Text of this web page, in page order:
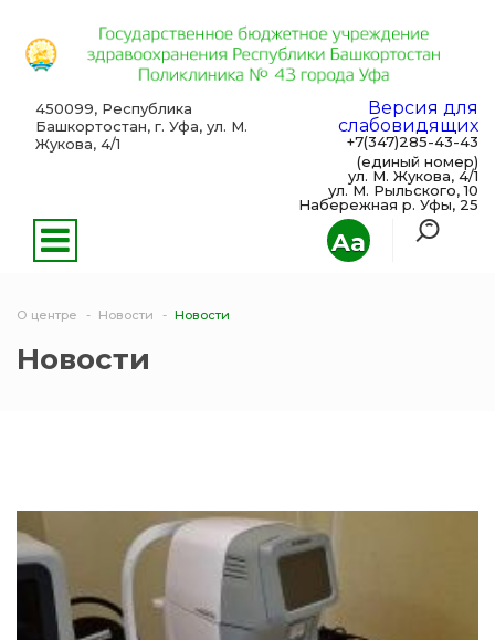
Aa
450099, Республика
Башкортостан, г. Уфа, ул. М.
Жукова, 4/1
Версия для
слабовидящих
+7(347)285-43-43
(единый номер)
ул. М. Жукова, 4/1
ул. М. Рыльского, 10
Набережная р. Уфы, 25
О центре Новости Новости
Новости